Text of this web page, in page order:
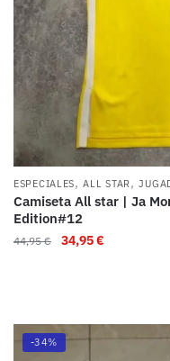
ESPECIALES,ALL STAR,
Camiseta All star | Ja
Edition#12
44,95€ 34,95€
-34%